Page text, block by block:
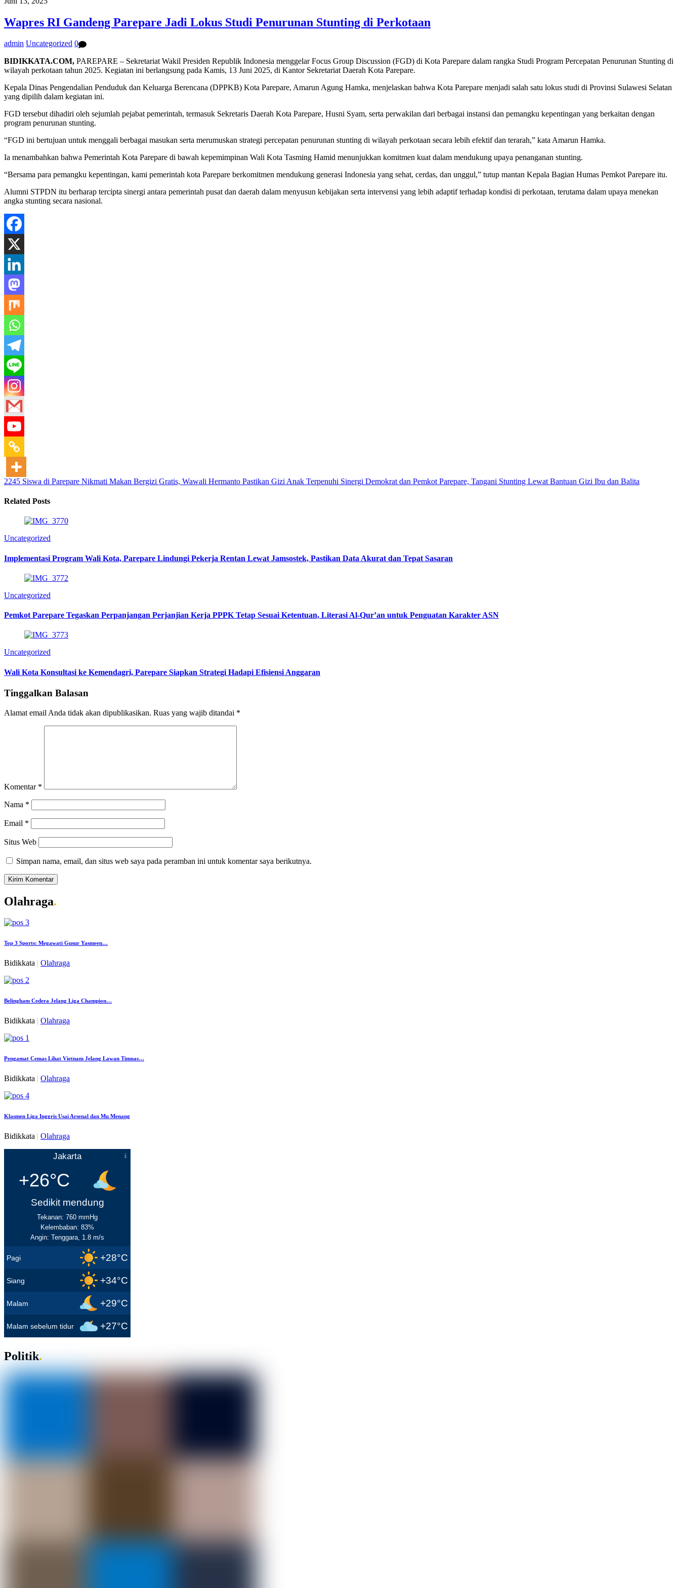
Wapres RI Gandeng Parepare Jadi Lokus Studi Penurunan Stunting di Perkotaan
admin Uncategorized 0
BIDIKKATA.COM, PAREPARE – Sekretariat Wakil Presiden Republik Indonesia menggelar Focus Group Discussion (FGD) di Kota Parepare dalam rangka Studi Program Percepatan Penurunan Stunting di
wilayah perkotaan tahun 2025. Kegiatan ini berlangsung pada Kamis, 13 Juni 2025, di Kantor Sekretariat Daerah Kota Parepare.
Kepala Dinas Pengendalian Penduduk dan Keluarga Berencana (DPPKB) Kota Parepare, Amarun Agung Hamka, menjelaskan bahwa Kota Parepare menjadi salah satu lokus studi di Provinsi Sulawesi Selatan
yang dipilih dalam kegiatan ini.
FGD tersebut dihadiri oleh sejumlah pejabat pemerintah, termasuk Sekretaris Daerah Kota Parepare, Husni Syam, serta perwakilan dari berbagai instansi dan pemangku kepentingan yang berkaitan dengan
program penurunan stunting.
“FGD ini bertujuan untuk menggali berbagai masukan serta merumuskan strategi percepatan penurunan stunting di wilayah perkotaan secara lebih efektif dan terarah,” kata Amarun Hamka.
Ia menambahkan bahwa Pemerintah Kota Parepare di bawah kepemimpinan Wali Kota Tasming Hamid menunjukkan komitmen kuat dalam mendukung upaya penanganan stunting.
“Bersama para pemangku kepentingan, kami pemerintah kota Parepare berkomitmen mendukung generasi Indonesia yang sehat, cerdas, dan unggul,” tutup mantan Kepala Bagian Humas Pemkot Parepare itu.
Alumni STPDN itu berharap tercipta sinergi antara pemerintah pusat dan daerah dalam menyusun kebijakan serta intervensi yang lebih adaptif terhadap kondisi di perkotaan, terutama dalam upaya menekan
angka stunting secara nasional.
2245 Siswa di Parepare Nikmati Makan Bergizi Gratis, Wawali Hermanto Pastikan Gizi Anak Terpenuhi Sinergi Demokrat dan Pemkot Parepare, Tangani Stunting Lewat Bantuan Gizi Ibu dan Balita
Related Posts
Uncategorized
Implementasi Program Wali Kota, Parepare Lindungi Pekerja Rentan Lewat Jamsostek, Pastikan Data Akurat dan Tepat Sasaran
Uncategorized
Pemkot Parepare Tegaskan Perpanjangan Perjanjian Kerja PPPK Tetap Sesuai Ketentuan, Literasi Al-Qur’an untuk Penguatan Karakter ASN
Uncategorized
Wali Kota Konsultasi ke Kemendagri, Parepare Siapkan Strategi Hadapi Efisiensi Anggaran
Tinggalkan Balasan
Alamat email Anda tidak akan dipublikasikan. Ruas yang wajib ditandai *
Komentar *
Nama *
Email *
Situs Web
Simpan nama, email, dan situs web saya pada peramban ini untuk komentar saya berikutnya.
Olahraga.
Top 3 Sports: Megawati Gusur Yasmeen…
Bidikkata | Olahraga
Belingham Cedera Jelang Liga Champion…
Bidikkata | Olahraga
Pengamat Cemas Lihat Vietnam Jelang Lawan Timnas…
Bidikkata | Olahraga
Klasmen Liga Inggris Usai Arsenal dan Mu Menang
Bidikkata | Olahraga
Jakarta
+26°C
Sedikit mendung
Tekanan: 760 mmHg
Kelembaban: 83%
Angin: Tenggara, 1.8 m/s
Pagi +28°C
Siang +34°C
Malam +29°C
Malam sebelum tidur +27°C
Politik.